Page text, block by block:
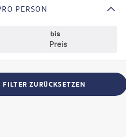
PERSON
bis
FILTER ZURÜCKSETZEN